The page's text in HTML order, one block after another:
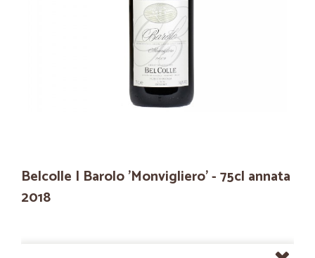
Belcolle | Barolo 'Monvigliero' - 75cl annata
2018